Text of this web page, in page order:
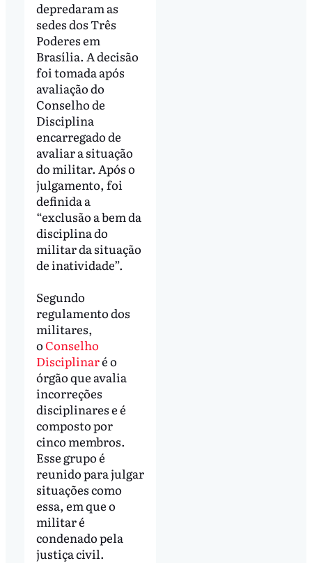
depredaram as
sedes dos Três
Poderes em
Brasília. A decisão
foi tomada após
avaliação do
Conselho de
Disciplina
encarregado de
avaliar a situação
do militar. Após o
julgamento, foi
definida a
“exclusão a bem da
disciplina do
militar da situação
de inatividade”.
Segundo
regulamento dos
militares,
oConselho
Disciplinaré o
órgão que avalia
incorreções
disciplinares e é
composto por
cinco membros.
Esse grupo é
reunido para julgar
situações como
essa, em que o
militar é
condenado pela
justiça civil.